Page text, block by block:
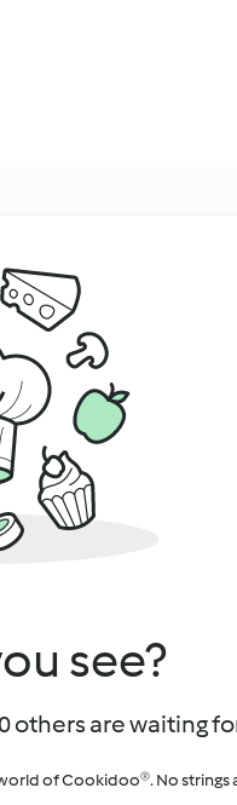
see?
others are waiting
of Cookidoo®. No strings